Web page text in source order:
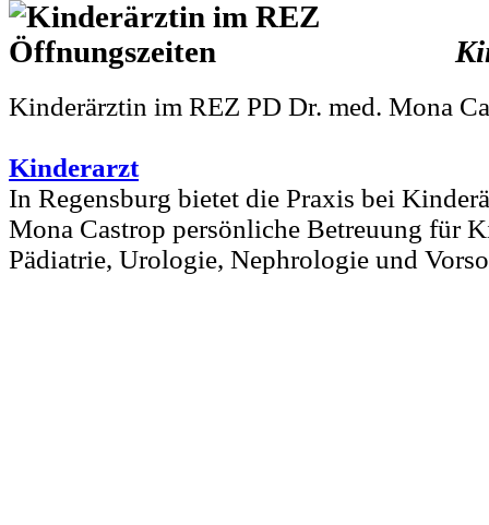
Kinderärztin im REZ PD Dr. med. Mona
Kinderarzt
In Regensburg bietet die Praxis bei
Mona Castrop persönliche Betreuung für
Pädiatrie, Urologie, Nephrologie und